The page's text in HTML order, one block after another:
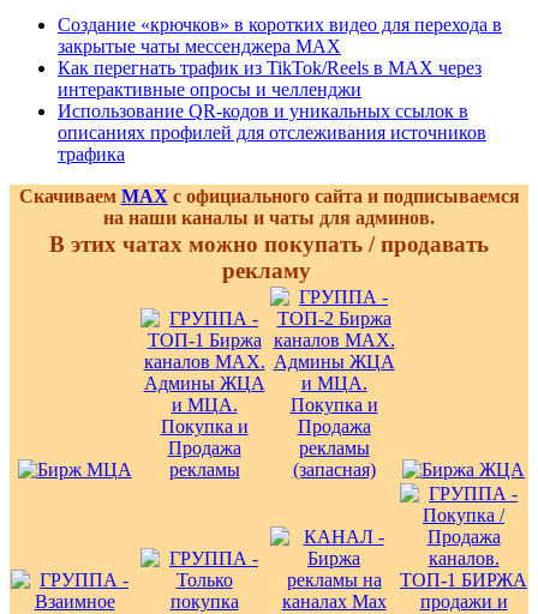
Создание «крючков» в коротких видео для перехода в
закрытые чаты мессенджера MAX
Как перегнать трафик из TikTok/Reels в MAX через
интерактивные опросы и челленджи
Использование QR-кодов и уникальных ссылок в
описаниях профилей для отслеживания источников
трафика
Скачиваем MAX с официального сайта и подписываемся
на наши каналы и чаты для админов.
В этих чатах можно покупать / продавать
рекламу